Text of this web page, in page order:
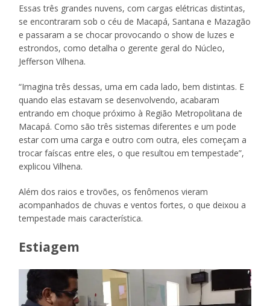
Essas três grandes nuvens, com cargas elétricas distintas,
se encontraram sob o céu de Macapá, Santana e Mazagão
e passaram a se chocar provocando o show de luzes e
estrondos, como detalha o gerente geral do Núcleo,
Jefferson Vilhena.
“Imagina três dessas, uma em cada lado, bem distintas. E
quando elas estavam se desenvolvendo, acabaram
entrando em choque próximo à Região Metropolitana de
Macapá. Como são três sistemas diferentes e um pode
estar com uma carga e outro com outra, eles começam a
trocar faíscas entre eles, o que resultou em tempestade”,
explicou Vilhena.
Além dos raios e trovões, os fenômenos vieram
acompanhados de chuvas e ventos fortes, o que deixou a
tempestade mais característica.
Estiagem